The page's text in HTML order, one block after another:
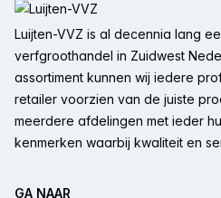
Luijten-VVZ is al decennia lang
verfgroothandel in Zuidwest
assortiment kunnen wij iedere
retailer voorzien van de juiste
meerdere afdelingen met ieder
kenmerken waarbij kwaliteit en
GA NAAR